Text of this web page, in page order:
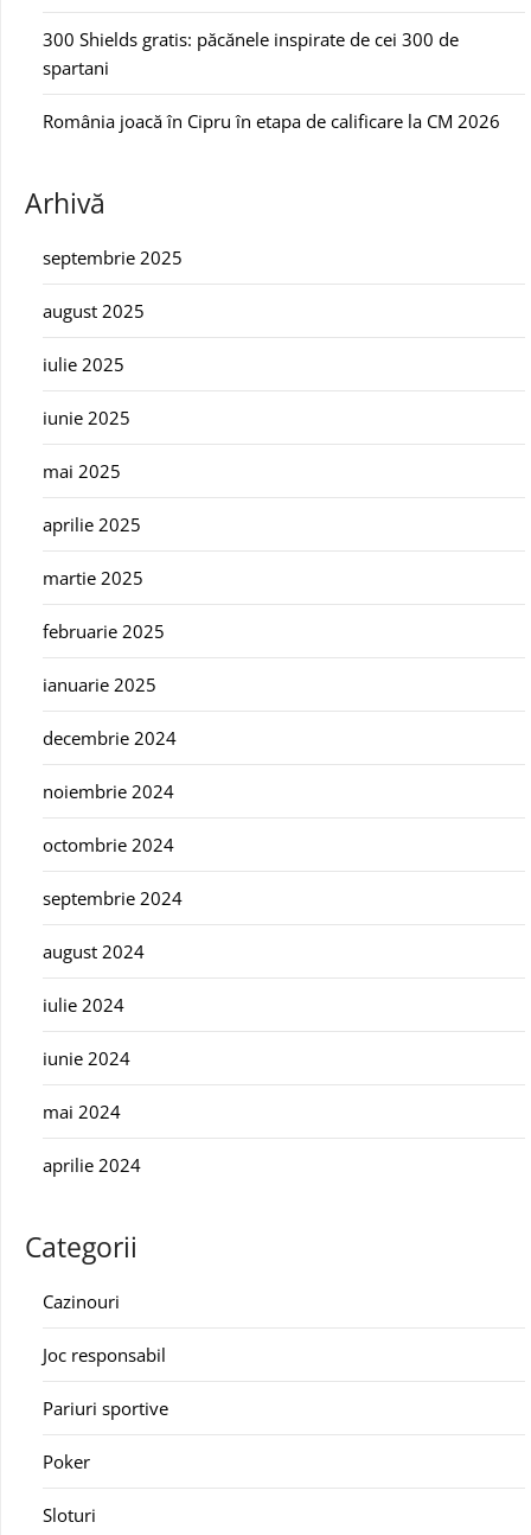
300 Shields gratis: păcănele inspirate de cei 300 de
spartani
România joacă în Cipru în etapa de calificare la CM 2026
Arhivă
septembrie 2025
august 2025
iulie 2025
iunie 2025
mai 2025
aprilie 2025
martie 2025
februarie 2025
ianuarie 2025
decembrie 2024
noiembrie 2024
octombrie 2024
septembrie 2024
august 2024
iulie 2024
iunie 2024
mai 2024
aprilie 2024
Categorii
Cazinouri
Joc responsabil
Pariuri sportive
Poker
Sloturi